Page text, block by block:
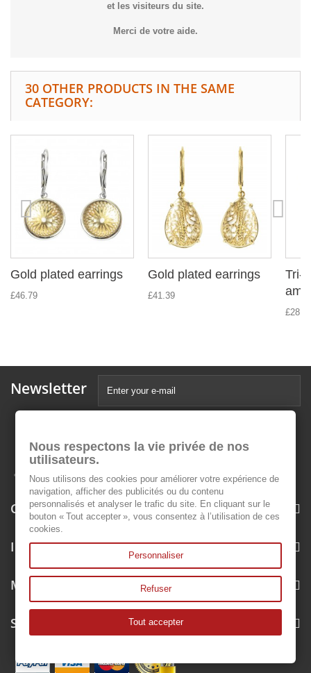
et les visiteurs du site.
Merci de votre aide.
30 OTHER PRODUCTS IN THE SAME
CATEGORY:
Gold plated earrings
£46.79
Gold plated earrings
£41.39
Tri-
Newsletter
Categories
Information
My account
Store Information
Nous respectons la vie privée de nos
utilisateurs.
Nous utilisons des cookies pour améliorer votre expérience de
navigation, afficher des publicités ou du contenu
personnalisés et analyser le trafic du site. En cliquant sur le
bouton « Tout accepter », vous consentez à l’utilisation de ces
cookies.
Personnaliser
Refuser
Tout accepter